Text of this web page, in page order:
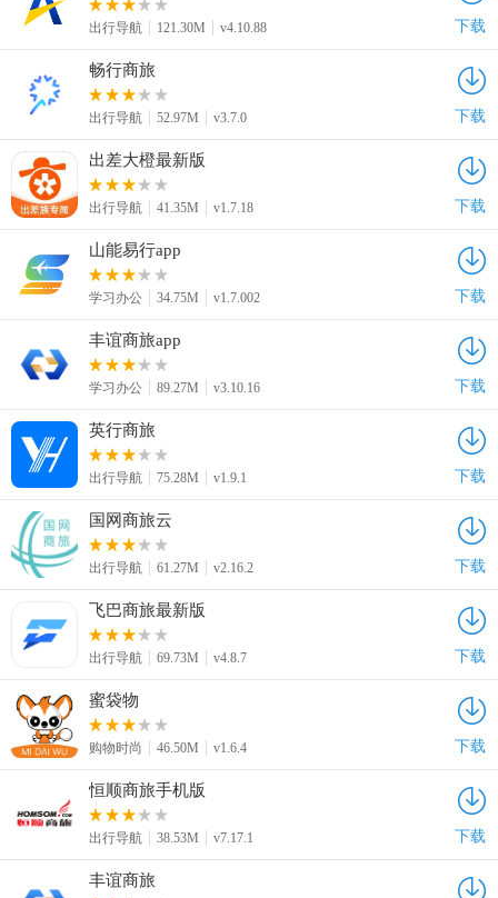
出行导航 121.30M v4.10.88 下载
畅行商旅
出行导航 52.97M v3.7.0 下载
出差大橙最新版
出行导航 41.35M v1.7.18 下载
山能易行app
学习办公 34.75M v1.7.002 下载
丰谊商旅app
学习办公 89.27M v3.10.16 下载
英行商旅
出行导航 75.28M v1.9.1 下载
国网商旅云
出行导航 61.27M v2.16.2 下载
飞巴商旅最新版
出行导航 69.73M v4.8.7 下载
蜜袋物
购物时尚 46.50M v1.6.4 下载
恒顺商旅手机版
出行导航 38.53M v7.17.1 下载
丰谊商旅